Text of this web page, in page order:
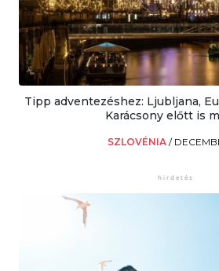
Tipp adventezéshez: Ljubljana,
Karácsony előtt is
SZLOVÉNIA /